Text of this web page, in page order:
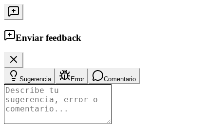
Enviar feedback
Sugerencia Error Comentario